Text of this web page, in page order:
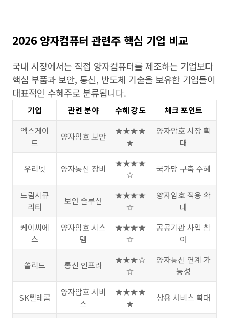
2026 양자컴퓨터 관련주 핵심 기업 비교
국내 시장에서는 직접 양자컴퓨터를 제조하는 기업보다
핵심 부품과 보안, 통신, 반도체 기술을 보유한 기업들이
대표적인 수혜주로 분류됩니다.
기업 관련 분야 수혜 강도
체크 포인트
엑스게이
트
양자암호 보안
★★★★
★
양자암호 시장 확
대
우리넷 양자통신 장비
★★★★
☆
국가망 구축 수혜
드림시큐
리티
보안 솔루션
★★★★
☆
양자암호 적용 확
대
케이씨에
스
양자암호 시스
템
★★★★
☆
공공기관 사업 참
여
쏠리드 통신 인프라
★★★☆
☆
양자통신 연계 가
능성
SK텔레콤
양자암호 서비
스
★★★★
★
상용 서비스 확대